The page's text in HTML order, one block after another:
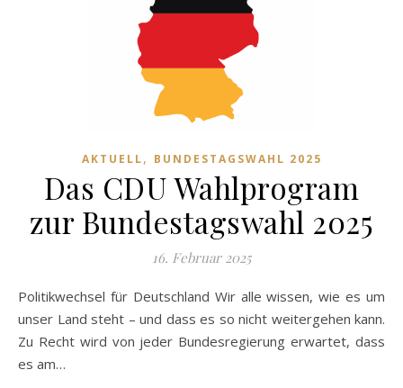
AKTUELL, BUNDESTAGSWAHL 2025
Das CDU Wahlprogram
zur Bundestagswahl 2025
16. Februar 2025
Politikwechsel für Deutschland Wir alle wissen, wie es um
unser Land steht – und dass es so nicht weitergehen kann.
Zu Recht wird von jeder Bundesregierung erwartet, dass
es am…